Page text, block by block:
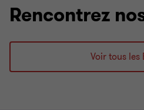
Rencontrez
Voir tous les